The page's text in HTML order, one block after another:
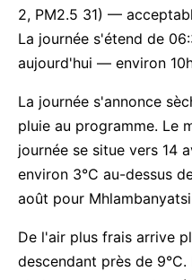
2, PM2.5 31) —
La journée s'étend de
aujourd'hui — environ
La journée s'annonce
pluie au programme. Le
journée se situe vers 14
environ 3°C au-dessus
août pour
De l'air plus frais arrive
descendant près de